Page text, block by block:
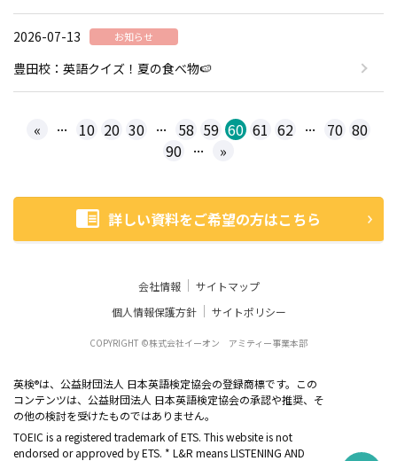
2026-07-13 お知らせ
豊田校：英語クイズ！夏の食べ物🍉
« ... 10 20 30 ... 58 59 60 61 62 ... 70 80
90 ... »
詳しい資料をご希望の方はこちら
会社情報
サイトマップ
個人情報保護方針
サイトポリシー
COPYRIGHT ©株式会社イーオン アミティー事業本部
英検®は、公益財団法人 日本英語検定協会の登録商標です。この
コンテンツは、公益財団法人 日本英語検定協会の承認や推奨、そ
の他の検討を受けたものではありません。
TOEIC is a registered trademark of ETS. This website is not
endorsed or approved by ETS. * L&R means LISTENING AND